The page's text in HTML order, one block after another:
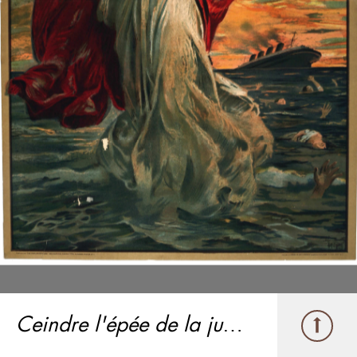
Ceindre l'épée de la justice (Take Up the Sword of Justice)